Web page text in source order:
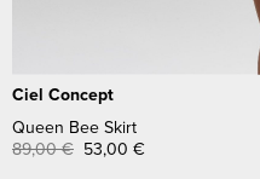
Ciel Concept
Queen Bee Skirt
89,00€ 53,00 €